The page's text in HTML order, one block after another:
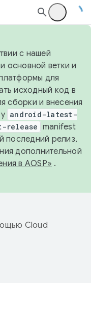
с нашей
основной ветки и
для
исходный код в
сборки и внесения
android-latest-
release manifest
последний релиз,
дополнительной
в AOSP» .
Cloud